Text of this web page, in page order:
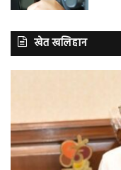
खेत खलिहान